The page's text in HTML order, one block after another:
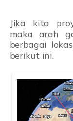
Jika kita
maka arah
berbagai
berikut ini.